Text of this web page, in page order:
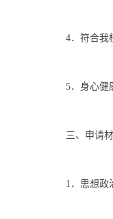
4．符合我
5．身心健
三、申请
1．思想政